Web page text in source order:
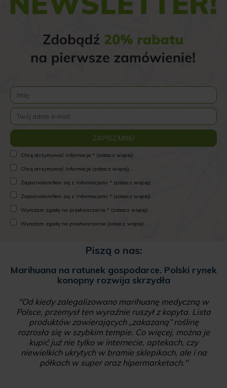
Chcę otrzymywać informacje * (zobacz więcej)...
Chcę otrzymywać informacje (zobacz więcej)...
Zapoznałam/łem się z informacjami * (zobacz więcej)...
Zapoznałam/łem się z informacjami * (zobacz więcej)...
Wyrażam zgodę na przetwarzanie * (zobacz więcej)...
Wyrażam zgodę na przetwarzanie (zobacz więcej)...
Piszą o nas:
Marihuana na ratunek gospodarce. Polski rynek
konopny rozwija skrzydła
"Od kiedy zalegalizowano marihuanę medyczną w
Polsce, przemysł ten wyraźnie ruszył z kopyta. Lista
produktów zawierających „zakazaną” roślinę
rozrosła się w szybkim tempie. Co więcej, można je
kupić już nie tylko w internecie, aptekach, czy
niewielkich ukrytych w bramie sklepikach, ale i na
półkach w super oraz hipermarketach."